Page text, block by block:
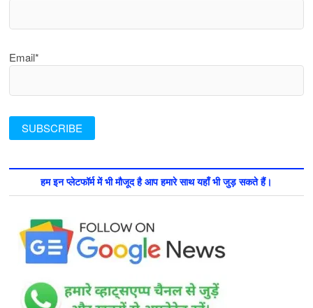
Email*
हम इन प्लेटफॉर्म में भी मौजूद है आप हमारे साथ यहाँ भी जुड़ सकते हैं।